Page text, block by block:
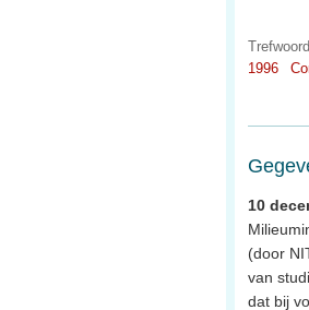
1996
10
(door
van
dat bij